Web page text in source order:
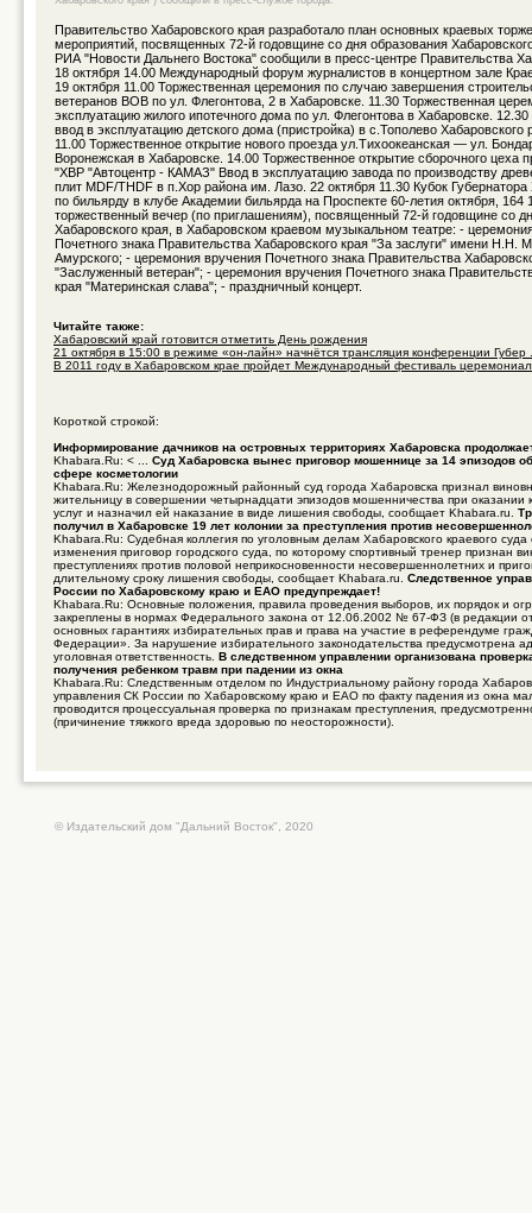
Правительство Хабаровского края разработало план основных краевых
мероприятий, посвященных 72-й годовщине со дня образования
РИА "Новости Дальнего Востока" сообщили в пресс-центре Правительства
18 октября 14.00 Международный форум журналистов в концертном зале
19 октября 11.00 Торжественная церемония по случаю завершения
ветеранов ВОВ по ул. Флегонтова, 2 в Хабаровске. 11.30 Торжественная
эксплуатацию жилого ипотечного дома по ул. Флегонтова в Хабаровске.
ввод в эксплуатацию детского дома (пристройка) в с.Тополево Хабаровского
11.00 Торжественное открытие нового проезда ул.Тихоокеанская — ул.
Воронежская в Хабаровске. 14.00 Торжественное открытие сборочного цеха
"ХВР "Автоцентр - КАМАЗ" Ввод в эксплуатацию завода по производству
плит MDF/THDF в п.Хор района им. Лазо. 22 октября 11.30 Кубок Губернатора
по бильярду в клубе Академии бильярда на Проспекте 60-летия октября, 164
торжественный вечер (по приглашениям), посвященный 72-й годовщине со
Хабаровского края, в Хабаровском краевом музыкальном театре: -
Почетного знака Правительства Хабаровского края "За заслуги" имени Н.Н.
Амурского; - церемония вручения Почетного знака Правительства
"Заслуженный ветеран"; - церемония вручения Почетного знака
края "Материнская слава"; - праздничный концерт.
Читайте также:
Хабаровский край готовится отметить День рождения
21 октября в 15:00 в режиме «он-лайн» начнётся трансляция конференции Губер
В 2011 году в Хабаровском крае пройдет Международный фестиваль
Короткой строкой:
Информирование дачников на островных территориях Хабаровска
Khabara.Ru: < ... Суд Хабаровска вынес приговор мошеннице за 14 эпизодов
сфере косметологии
Khabara.Ru: Железнодорожный районный суд города Хабаровска признал
жительницу в совершении четырнадцати эпизодов мошенничества при оказании
услуг и назначил ей наказание в виде лишения свободы, сообщает Khabara.ru.
получил в Хабаровске 19 лет колонии за преступления против
Khabara.Ru: Судебная коллегия по уголовным делам Хабаровского краевого суда
изменения приговор городского суда, по которому спортивный тренер признан
преступлениях против половой неприкосновенности несовершеннолетних и
длительному сроку лишения свободы, сообщает Khabara.ru. Следственное
России по Хабаровскому краю и ЕАО предупреждает!
Khabara.Ru: Основные положения, правила проведения выборов, их порядок и
закреплены в нормах Федерального закона от 12.06.2002 № 67-ФЗ (в редакции
основных гарантиях избирательных прав и права на участие в референдуме
Федерации». За нарушение избирательного законодательства предусмотрена
уголовная ответственность. В следственном управлении организована
получения ребенком травм при падении из окна
Khabara.Ru: Следственным отделом по Индустриальному району города
управления СК России по Хабаровскому краю и ЕАО по факту падения из окна
проводится процессуальная проверка по признакам преступления,
(причинение тяжкого вреда здоровью по неосторожности).
© Издательский дом "Дальний Восток", 2020